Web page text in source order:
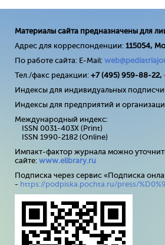
Материалы сайта предназначены для
Адрес для корреспонденции: 115054,
По работе сайта: E-Mail:
Тел./факс редакции: +7 (495) 959-88-22,
Индексы для индивидуальных
Индексы для предприятий и
Международный индекс:
ISSN 0031-403X (Print)
ISSN 1990-2182 (Online)
Импакт-фактор журнала можно
сайте: www.elibrary.ru
Подписка через сервис «Подписка
- https://podpiska.pochta.ru/press/